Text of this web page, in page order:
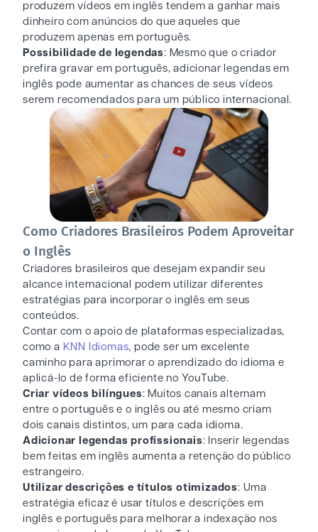
produzem vídeos em inglês tendem a ganhar mais
dinheiro com anúncios do que aqueles que
produzem apenas em português.
Possibilidade de legendas: Mesmo que o criador
prefira gravar em português, adicionar legendas em
inglês pode aumentar as chances de seus vídeos
serem recomendados para um público internacional.
Como Criadores Brasileiros Podem Aproveitar
o Inglês
Criadores brasileiros que desejam expandir seu
alcance internacional podem utilizar diferentes
estratégias para incorporar o inglês em seus
conteúdos.
Contar com o apoio de plataformas especializadas,
como a KNN Idiomas, pode ser um excelente
caminho para aprimorar o aprendizado do idioma e
aplicá-lo de forma eficiente no YouTube.
Criar vídeos bilíngues: Muitos canais alternam
entre o português e o inglês ou até mesmo criam
dois canais distintos, um para cada idioma.
Adicionar legendas profissionais: Inserir legendas
bem feitas em inglês aumenta a retenção do público
estrangeiro.
Utilizar descrições e títulos otimizados: Uma
estratégia eficaz é usar títulos e descrições em
inglês e português para melhorar a indexação nos